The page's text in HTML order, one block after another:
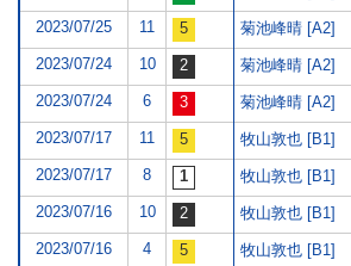
2023/07/25 11 菊池峰晴 [A2]
2023/07/24 10 菊池峰晴 [A2]
2023/07/24 6 菊池峰晴 [A2]
2023/07/17 11 牧山敦也 [B1]
2023/07/17 8 牧山敦也 [B1]
2023/07/16 10 牧山敦也 [B1]
2023/07/16 4 牧山敦也 [B1]